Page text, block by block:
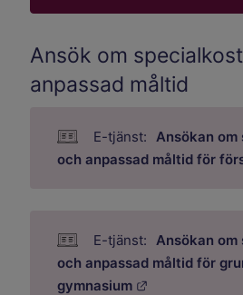
Ansök om
anpassad måltid
Ansökan
och anpassad måltid för
Ansökan
och anpassad måltid för
gymnasium